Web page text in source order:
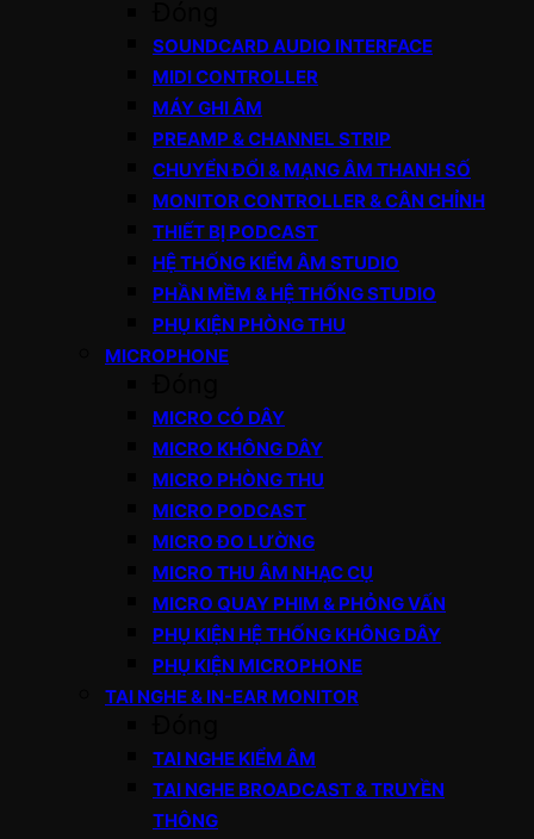
SOUNDCARD AUDIO INTERFACE
MIDI CONTROLLER
MÁY GHI ÂM
PREAMP & CHANNEL STRIP
CHUYỂN ĐỔI & MẠNG ÂM THANH SỐ
MONITOR CONTROLLER & CÂN CHỈNH
THIẾT BỊ PODCAST
HỆ THỐNG KIỂM ÂM STUDIO
PHẦN MỀM & HỆ THỐNG STUDIO
PHỤ KIỆN PHÒNG THU
MICROPHONE
MICRO CÓ DÂY
MICRO KHÔNG DÂY
MICRO PHÒNG THU
MICRO PODCAST
MICRO ĐO LƯỜNG
MICRO THU ÂM NHẠC CỤ
MICRO QUAY PHIM & PHỎNG VẤN
PHỤ KIỆN HỆ THỐNG KHÔNG DÂY
PHỤ KIỆN MICROPHONE
TAI NGHE & IN-EAR MONITOR
TAI NGHE KIỂM ÂM
TAI NGHE BROADCAST & TRUYỀN
THÔNG